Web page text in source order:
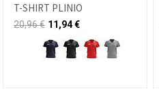
T-SHIRT PLINIO
20,96€ 11,94€